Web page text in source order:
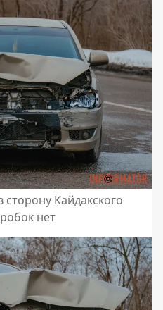
Кайдакского
нет